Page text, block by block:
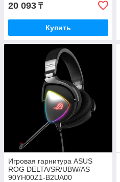
20 093 ₸
Купить
Игровая гарнитура ASUS
ROG DELTA/SR/UBW/AS
90YH00Z1-B2UA00